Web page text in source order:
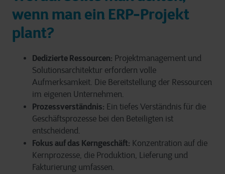
wenn man ein ERP-Projekt
plant?
Dedizierte Ressourcen: Projektmanagement und
Solutionsarchitektur erfordern volle
Aufmerksamkeit. Die Bereitstellung der Ressourcen
im eigenen Unternehmen.
Prozessverständnis: Ein tiefes Verständnis für die
Geschäftsprozesse bei den Beteiligten ist
entscheidend.
Fokus auf das Kerngeschäft: Konzentration auf die
Kernprozesse, die Produktion, Lieferung und
Fakturierung umfassen.